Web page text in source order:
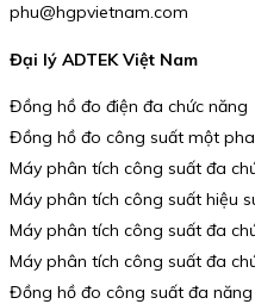
phu@hgpvietnam.com
Đại lý ADTEK Việt Nam
Đồng hồ đo điện đa chức năng
Đồng hồ đo công suất một
Máy phân tích công suất đa
Máy phân tích công suất hiệu
Máy phân tích công suất đa
Máy phân tích công suất đa
Đồng hồ đo công suất đa năng